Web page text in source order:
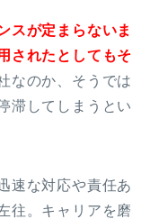
スが定まらないま
されたとしてもそ
なのか、そうでは
滞してしまうとい
速な対応や責任あ
往。キャリアを磨